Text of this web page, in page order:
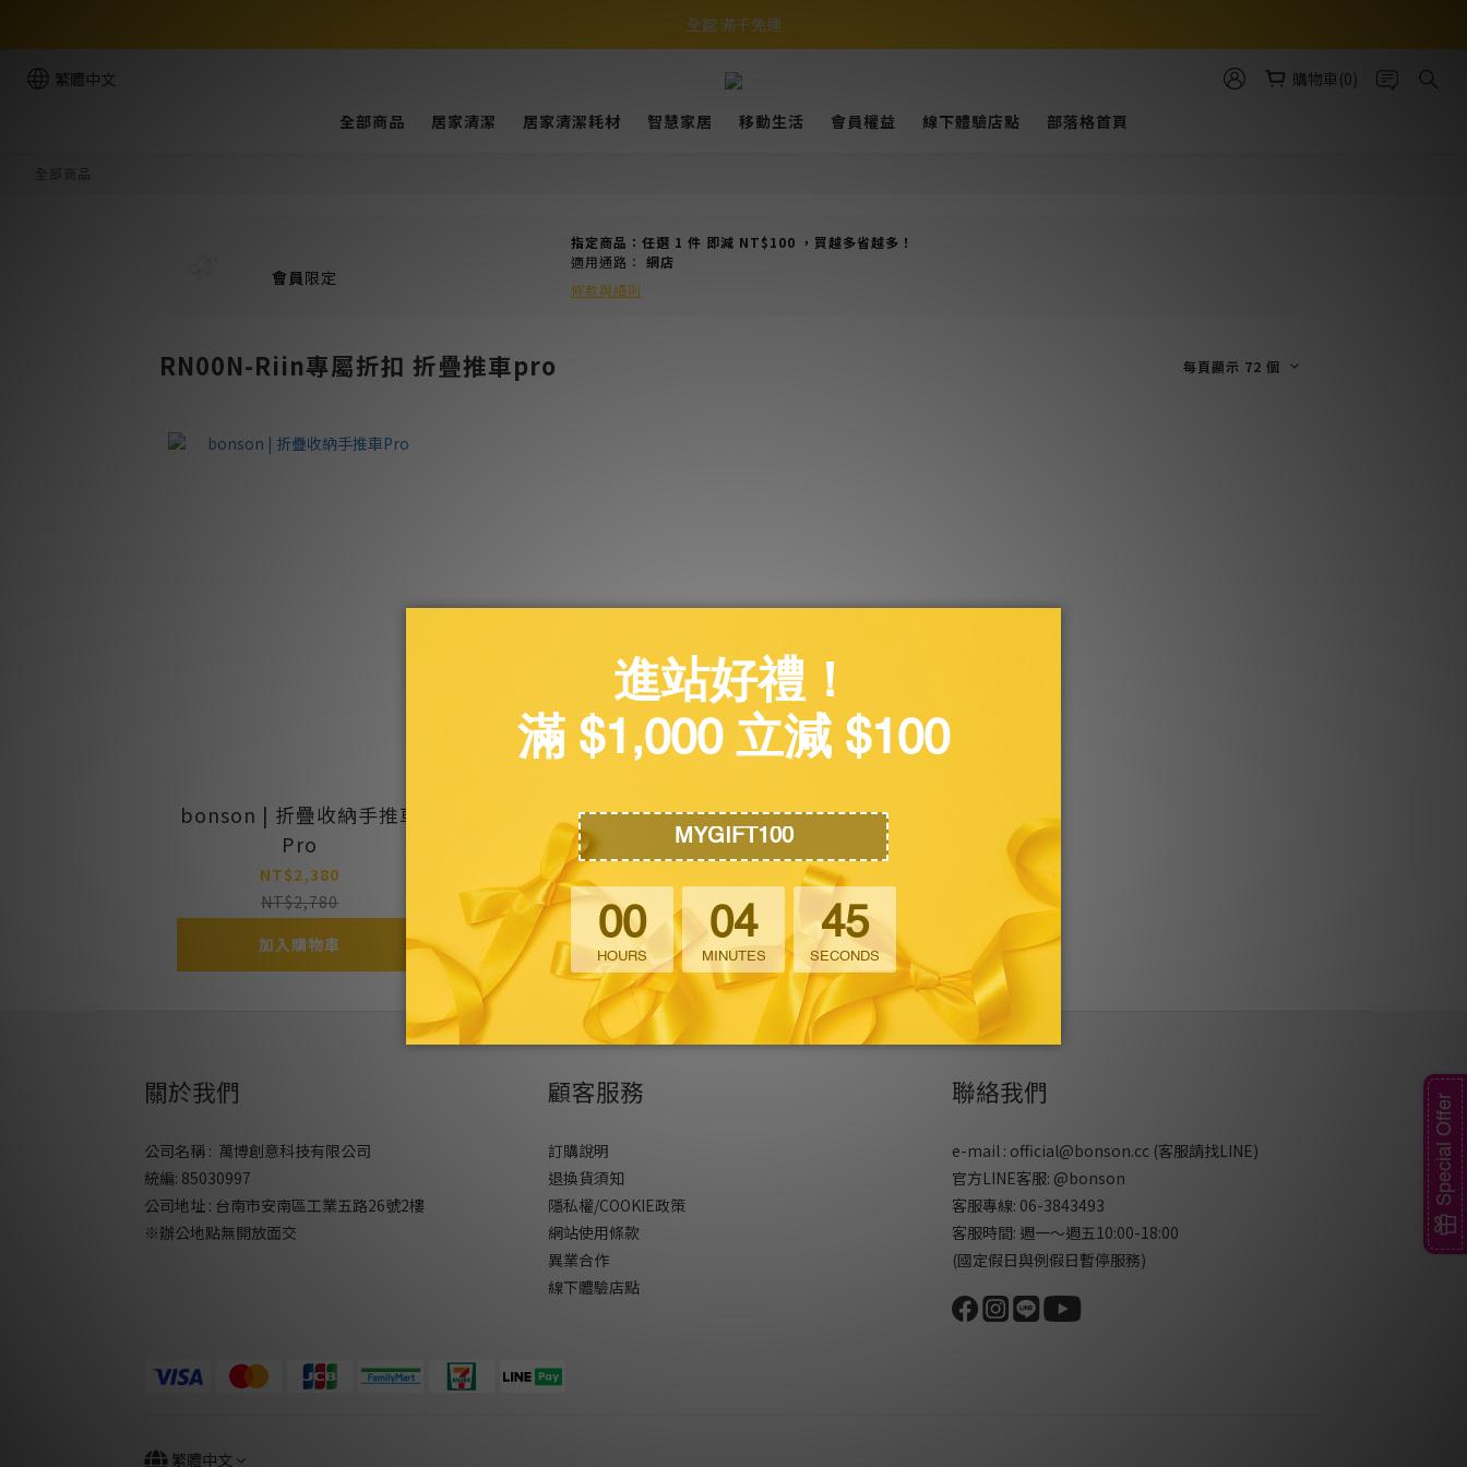
全館 滿千免運
繁體中文
購物車(0)
全部商品
居家清潔 居家清潔耗材 智慧家居 移動生活 會員權益 線下體驗店點 部落格首頁
全部商品
會員 限定
指定商品：任選 1 件 即減 NT$100 ，買越多省越多！
適用通路： 網店
條款與細則
RN00N-Riin專屬折扣 折疊推車pro 每頁顯示 72 個
bonson | 折疊收納手推車
Pro
NT$2,380
NT$2,780
加入購物車
關於我們
公司名稱 : 萬博創意科技有限公司
統編: 85030997
公司地址 : 台南市安南區工業五路26號2樓
※辦公地點無開放面交
顧客服務
訂購說明
退換貨須知
隱私權/COOKIE政策
網站使用條款
異業合作
線下體驗店點
聯絡我們
e-mail : official@bonson.cc (客服請找LINE)
官方LINE客服: @bonson
客服專線: 06-3843493
客服時間: 週一～週五10:00-18:00
(國定假日與例假日暫停服務)
繁體中文
Special Offer